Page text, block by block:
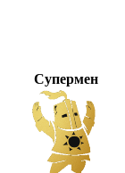
Супермен